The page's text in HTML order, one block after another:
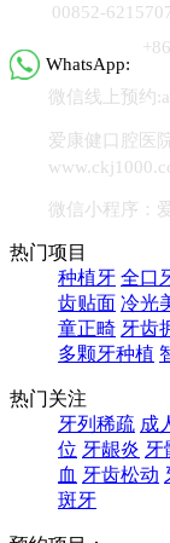
00852-
WhatsApp:
微信线上预约
爱康健口腔医
微信小程序：
热门项目
种植牙 全口
齿贴面 冷光
童正畸 牙齿
多颗牙种植
热门关注
牙列稀疏 成
位 牙龈炎 牙
血 牙齿松动
斑牙